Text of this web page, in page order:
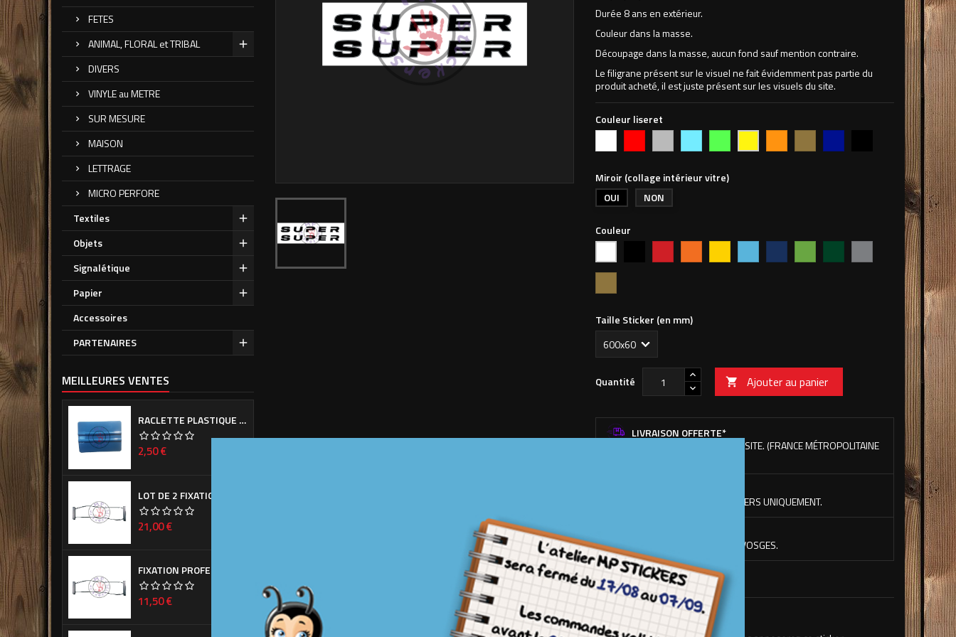
FETES
ANIMAL, FLORAL et TRIBAL
DIVERS
VINYLE au METRE
SUR MESURE
MAISON
LETTRAGE
MICRO PERFORE
Textiles
Objets
Signalétique
Papier
Accessoires
PARTENAIRES
MEILLEURES VENTES
RACLETTE PLASTIQUE BLEUE (OU VERTE SUIVANT ARRIVAGE)
Prix
2,50 €
Prix
21,00 €
Prix
11,50 €
Durée 8 ans en extérieur.
Couleur dans la masse.
Découpage dans la masse, aucun fond sauf mention contraire.
Le filigrane présent sur le visuel ne fait évidemment pas partie du
produit acheté, il est juste présent sur les visuels du site.
Couleur liseret
vif
clair
pomme
foncé
Miroir (collage intérieur vitre)
OUI
NON
Couleur
vif
clair
foncé pommeforêt
Taille Sticker (en mm)
Quantité  Ajouter au panier
LIVRAISON OFFERTE*
DÉS 100€ D'ACHAT SUR LE SITE. (FRANCE MÉTROPOLITAINE
DÉS 50€ D'ACHAT DE STICKERS UNIQUEMENT.
À NOS LOCAUX DANS LES VOSGES.
DESCRIPTION DÉTAILS DU PRODUIT
SigleSUPER
en vinyle de qualité, entièrement découpé dans la masse, sans fond.